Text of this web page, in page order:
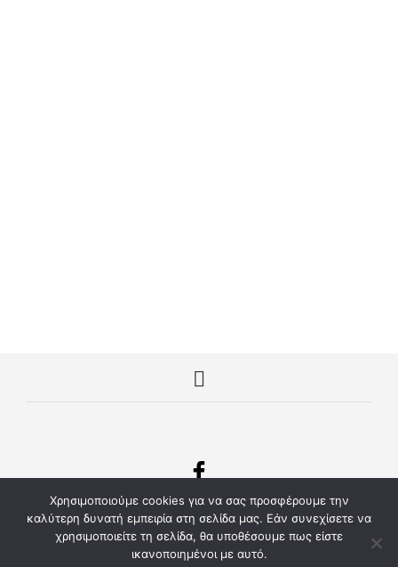
© Copyright 2022 mplouzakia.eu Μπλουζάκια με εκτύπωση
- Διαφημιστικά Δώρα και Ρούχα Εργασίας
Κατασκευή Ιστοσελίδων kentrodiafimisis.gr
Χρησιμοποιούμε cookies για να σας προσφέρουμε την
καλύτερη δυνατή εμπειρία στη σελίδα μας. Εάν συνεχίσετε να
χρησιμοποιείτε τη σελίδα, θα υποθέσουμε πως είστε
ικανοποιημένοι με αυτό.